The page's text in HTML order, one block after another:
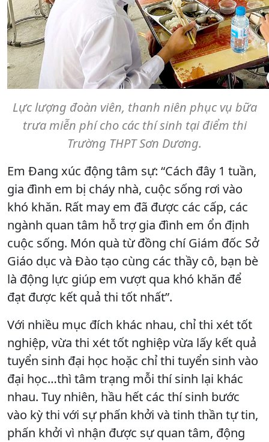
Lực lượng đoàn viên, thanh niên phục vụ bữa
trưa miễn phí cho các thí sinh tại điểm thi
Trường THPT Sơn Dương.
Em Đang xúc động tâm sự: “Cách đây 1 tuần,
gia đình em bị cháy nhà, cuộc sống rơi vào
khó khăn. Rất may em đã được các cấp, các
ngành quan tâm hỗ trợ gia đình em ổn định
cuộc sống. Món quà từ đồng chí Giám đốc Sở
Giáo dục và Đào tạo cùng các thầy cô, bạn bè
là động lực giúp em vượt qua khó khăn để
đạt được kết quả thi tốt nhất”.
Với nhiều mục đích khác nhau, chỉ thi xét tốt
nghiệp, vừa thi xét tốt nghiệp vừa lấy kết quả
tuyển sinh đại học hoặc chỉ thi tuyển sinh vào
đại học…thì tâm trạng mỗi thí sinh lại khác
nhau. Tuy nhiên, hầu hết các thí sinh bước
vào kỳ thi với sự phấn khởi và tinh thần tự tin,
phấn khởi vì nhận được sự quan tâm, động